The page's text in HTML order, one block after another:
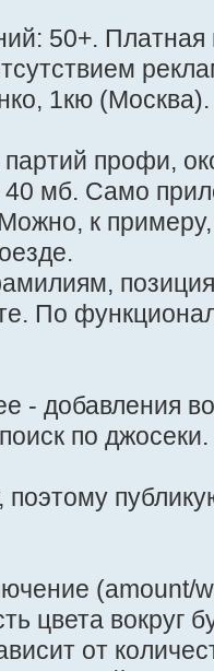
50+. Платная
1кю (Москва).
профи,
мб. Само
к
По
- добавления
по джосеки.
поэтому
(amount/
цвета вокруг
от